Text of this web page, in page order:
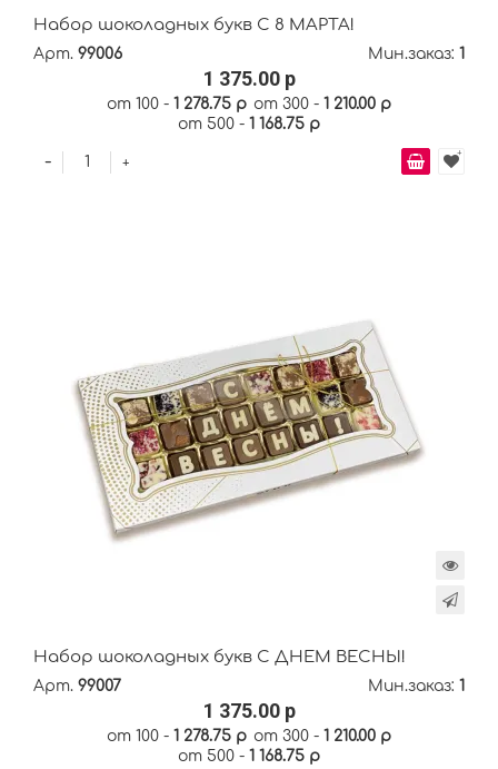
Набор шоколадных букв С 8 МАРТА!
Арт. 99006 Мин.заказ: 1
1 375.00 р
от 100 - 1 278.75 р от 300 - 1 210.00 р
от 500 - 1 168.75 р
+
-
Набор шоколадных букв С ДНЁМ ВЕСНЫ!
Арт. 99007 Мин.заказ: 1
1 375.00 р
от 100 - 1 278.75 р от 300 - 1 210.00 р
от 500 - 1 168.75 р